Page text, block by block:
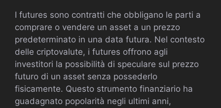
I futures sono contratti che obbligano le parti a
comprare o vendere un asset a un prezzo
predeterminato in una data futura. Nel contesto
delle criptovalute, i futures offrono agli
investitori la possibilità di speculare sul prezzo
futuro di un asset senza possederlo
fisicamente. Questo strumento finanziario ha
guadagnato popolarità negli ultimi anni,